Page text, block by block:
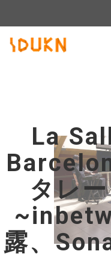
La
タレ
露、